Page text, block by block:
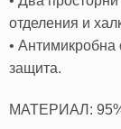
отделения и
• Антимикробна
защита.
МАТЕРИАЛ: 95%